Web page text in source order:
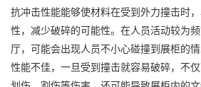
抗冲击性能能够使材料在受到外力撞击时
性，减少破碎的可能性。在人员活动较为
厅，可能会出现人员不小心碰撞到展柜的
性能不佳，一旦受到撞击就容易破碎，不